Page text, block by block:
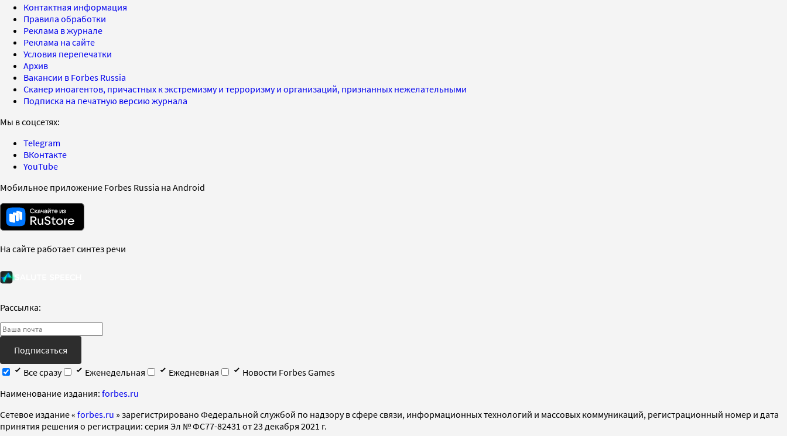
Контактная информация
Правила обработки
Реклама в журнале
Реклама на сайте
Условия перепечатки
Архив
Вакансии в Forbes Russia
Сканер иноагентов, причастных к экстремизму и терроризму и организаций, признанных нежелательными
Подписка на печатную версию журнала
Мы в соцсетях:
Telegram
ВКонтакте
YouTube
Мобильное приложение Forbes Russia на Android
На сайте работает синтез речи
Рассылка:
Подписаться
Все сразу
Еженедельная Ежедневная
Новости Forbes Games
Наименование издания: forbes.ru
Cетевое издание « forbes.ru » зарегистрировано Федеральной службой по надзору в сфере связи, информационных технологий и массовых коммуникаций, регистрационный номер и дата
принятия решения о регистрации: серия Эл № ФС77-82431 от 23 декабря 2021 г.